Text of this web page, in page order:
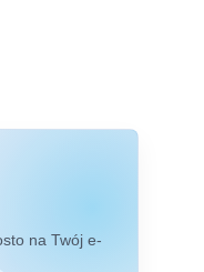
na Twój e-